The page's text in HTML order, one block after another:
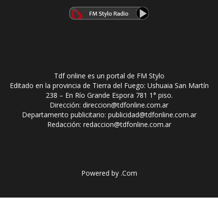
Tdf online es un portal de FM Stylo
Editado en la provincia de Tierra del Fuego: Ushuaia San Martín
238 – En Río Grande Espora 781 1° piso.
Dirección: direccion@tdfonline.com.ar
Departamento publicitario: publicidad@tdfonline.com.ar
Redacción: redaccion@tdfonline.com.ar
Powered by .Com